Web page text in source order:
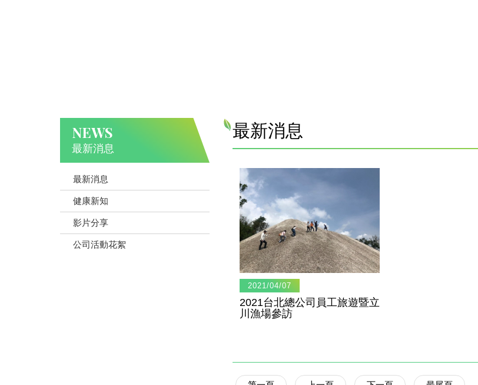
NEWS
最新消息
最新消息
健康新知
影片分享
公司活動花絮
最新消息
2021/04/07
2021台北總公司員工旅遊暨立
川漁場參訪